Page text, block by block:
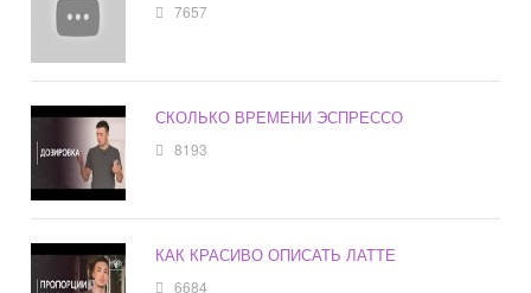
7657
СКОЛЬКО ВРЕМЕНИ ЭСПРЕССО
8193
КАК КРАСИВО ОПИСАТЬ ЛАТТЕ
6684